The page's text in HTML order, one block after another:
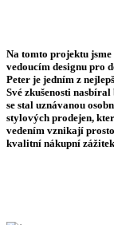
Na tomto projektu jsme
vedoucím designu pro
Peter je jedním z
Své zkušenosti
se stal uznávanou
stylových prodejen,
vedením vznikají
kvalitní nákupní